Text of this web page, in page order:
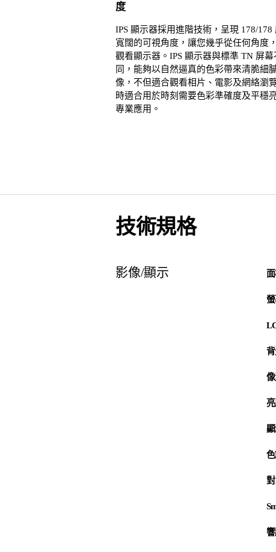
度
IPS 顯示器採用進階技術，呈現 178/178
寬闊的可視角度，讓您幾乎從任何角度
觀看顯示器。IPS 顯示器與標準 TN 屏幕
同，能夠以自然逼真的色彩帶來清脆細
像，不但適合觀看相片、電影及網絡瀏
時適合用於時刻需要色彩準確度及平穩
專業應用。
技術規格
影像/顯示